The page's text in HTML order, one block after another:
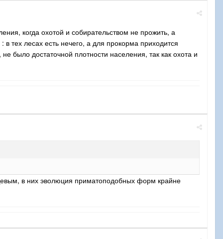
когда охотой и собирательством не прожить, а
тех лесах есть нечего, а для прокорма приходится
было достаточной плотности населения, так как охота и
в них эволюция приматоподобных форм крайне